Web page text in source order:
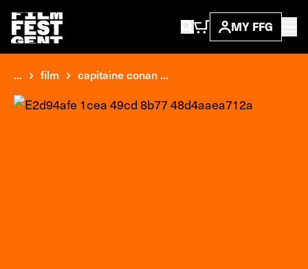
MY FFG
... film capitaine conan ...